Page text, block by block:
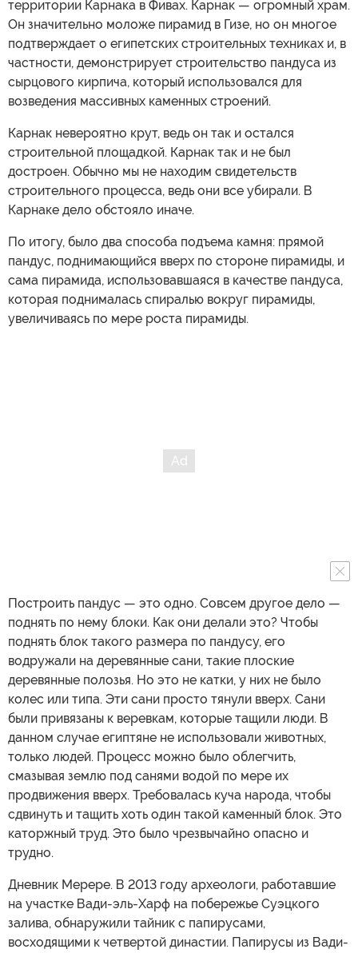
территории Карнака в Фивах. Карнак — огромный храм.
Он значительно моложе пирамид в Гизе, но он многое
подтверждает о египетских строительных техниках и, в
частности, демонстрирует строительство пандуса из
сырцового кирпича, который использовался для
возведения массивных каменных строений.
Карнак невероятно крут, ведь он так и остался
строительной площадкой. Карнак так и не был
достроен. Обычно мы не находим свидетельств
строительного процесса, ведь они все убирали. В
Карнаке дело обстояло иначе.
По итогу, было два способа подъема камня: прямой
пандус, поднимающийся вверх по стороне пирамиды, и
сама пирамида, использовавшаяся в качестве пандуса,
которая поднималась спиралью вокруг пирамиды,
увеличиваясь по мере роста пирамиды.
Построить пандус — это одно. Совсем другое дело —
поднять по нему блоки. Как они делали это? Чтобы
поднять блок такого размера по пандусу, его
водружали на деревянные сани, такие плоские
деревянные полозья. Но это не катки, у них не было
колес или типа. Эти сани просто тянули вверх. Сани
были привязаны к веревкам, которые тащили люди. В
данном случае египтяне не использовали животных,
только людей. Процесс можно было облегчить,
смазывая землю под санями водой по мере их
продвижения вверх. Требовалась куча народа, чтобы
сдвинуть и тащить хоть один такой каменный блок. Это
каторжный труд. Это было чрезвычайно опасно и
трудно.
Дневник Мерере. В 2013 году археологи, работавшие
на участке Вади-эль-Харф на побережье Суэцкого
залива, обнаружили тайник с папирусами,
восходящими к четвертой династии. Папирусы из Вади-